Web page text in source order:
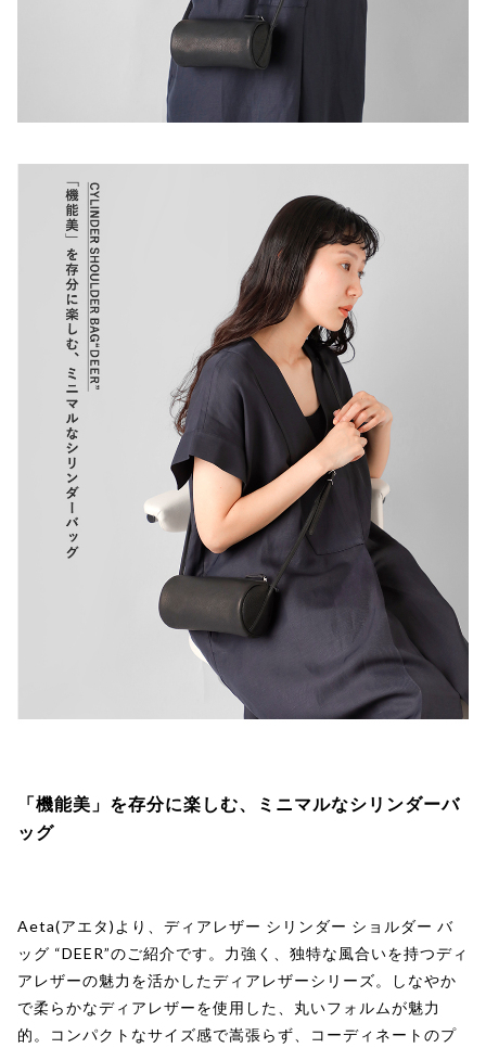
「機能美」を存分に楽しむ、ミニマルなシリンダーバ
ッグ
Aeta(アエタ)より、ディアレザー シリンダー ショルダー バ
ッグ “DEER”のご紹介です。力強く、独特な風合いを持つディ
アレザーの魅力を活かしたディアレザーシリーズ。しなやか
で柔らかなディアレザーを使用した、丸いフォルムが魅力
的。コンパクトなサイズ感で嵩張らず、コーディネートのプ